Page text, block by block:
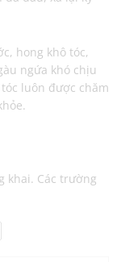
hong khô tóc,
ngứa khó chịu
luôn được chăm
khai. Các trường